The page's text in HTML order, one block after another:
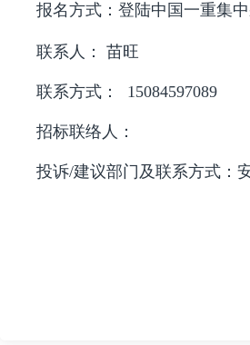
报名方式： 登陆中国一重集
联系人： 苗旺
联系方式： 15084597089
招标联络人：
投诉/建议部门及联系方式：